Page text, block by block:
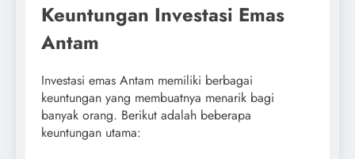
Keuntungan Investasi Emas
Antam
Investasi emas Antam memiliki berbagai
keuntungan yang membuatnya menarik bagi
banyak orang. Berikut adalah beberapa
keuntungan utama: